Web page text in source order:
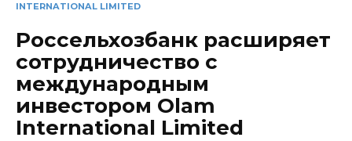
INTERNATIONAL LIMITED
Россельхозбанк расширяет
сотрудничество с
международным
инвестором Olam
International Limited